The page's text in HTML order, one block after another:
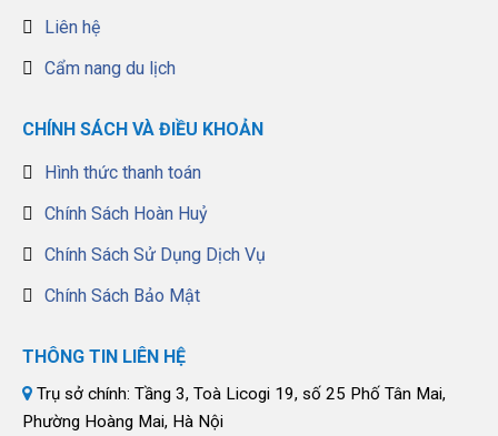
Liên hệ
Cẩm nang du lịch
CHÍNH SÁCH VÀ ĐIỀU KHOẢN
Hình thức thanh toán
Chính Sách Hoàn Huỷ
Chính Sách Sử Dụng Dịch Vụ
Chính Sách Bảo Mật
THÔNG TIN LIÊN HỆ
Trụ sở chính: Tầng 3, Toà Licogi 19, số 25 Phố Tân Mai,
Phường Hoàng Mai, Hà Nội